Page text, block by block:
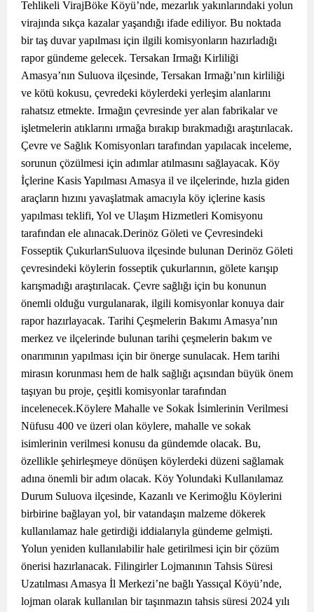
Tehlikeli VirajBöke Köyü’nde, mezarlık yakınlarındaki yolun
virajında sıkça kazalar yaşandığı ifade ediliyor. Bu noktada
bir taş duvar yapılması için ilgili komisyonların hazırladığı
rapor gündeme gelecek. Tersakan Irmağı Kirliliği
Amasya’nın Suluova ilçesinde, Tersakan Irmağı’nın kirliliği
ve kötü kokusu, çevredeki köylerdeki yerleşim alanlarını
rahatsız etmekte. Irmağın çevresinde yer alan fabrikalar ve
işletmelerin atıklarını ırmağa bırakıp bırakmadığı araştırılacak.
Çevre ve Sağlık Komisyonları tarafından yapılacak inceleme,
sorunun çözülmesi için adımlar atılmasını sağlayacak. Köy
İçlerine Kasis Yapılması Amasya il ve ilçelerinde, hızla giden
araçların hızını yavaşlatmak amacıyla köy içlerine kasis
yapılması teklifi, Yol ve Ulaşım Hizmetleri Komisyonu
tarafından ele alınacak.Derinöz Göleti ve Çevresindeki
Fosseptik ÇukurlarıSuluova ilçesinde bulunan Derinöz Göleti
çevresindeki köylerin fosseptik çukurlarının, gölete karışıp
karışmadığı araştırılacak. Çevre sağlığı için bu konunun
önemli olduğu vurgulanarak, ilgili komisyonlar konuya dair
rapor hazırlayacak. Tarihi Çeşmelerin Bakımı Amasya’nın
merkez ve ilçelerinde bulunan tarihi çeşmelerin bakım ve
onarımının yapılması için bir önerge sunulacak. Hem tarihi
mirasın korunması hem de halk sağlığı açısından büyük önem
taşıyan bu proje, çeşitli komisyonlar tarafından
incelenecek.Köylere Mahalle ve Sokak İsimlerinin Verilmesi
Nüfusu 400 ve üzeri olan köylere, mahalle ve sokak
isimlerinin verilmesi konusu da gündemde olacak. Bu,
özellikle şehirleşmeye dönüşen köylerdeki düzeni sağlamak
adına önemli bir adım olacak. Köy Yolundaki Kullanılamaz
Durum Suluova ilçesinde, Kazanlı ve Kerimoğlu Köylerini
birbirine bağlayan yol, bir vatandaşın malzeme dökerek
kullanılamaz hale getirdiği iddialarıyla gündeme gelmişti.
Yolun yeniden kullanılabilir hale getirilmesi için bir çözüm
önerisi hazırlanacak. Filingirler Lojmanının Tahsis Süresi
Uzatılması Amasya İl Merkezi’ne bağlı Yassıçal Köyü’nde,
lojman olarak kullanılan bir taşınmazın tahsis süresi 2024 yılı